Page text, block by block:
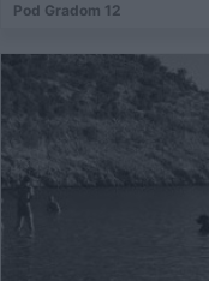
Pod Gradom 12